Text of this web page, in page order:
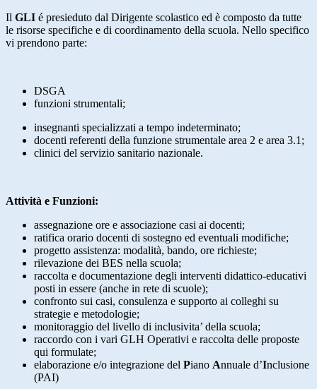
Il GLI é presieduto dal Dirigente scolastico ed è composto da tutte
le risorse specifiche e di coordinamento della scuola. Nello specifico
vi prendono parte:
DSGA
funzioni strumentali;
insegnanti specializzati a tempo indeterminato;
docenti referenti della funzione strumentale area 2 e area 3.1;
clinici del servizio sanitario nazionale.
Attività e Funzioni:
assegnazione ore e associazione casi ai docenti;
ratifica orario docenti di sostegno ed eventuali modifiche;
progetto assistenza: modalità, bando, ore richieste;
rilevazione dei BES nella scuola;
raccolta e documentazione degli interventi didattico-educativi
posti in essere (anche in rete di scuole);
confronto sui casi, consulenza e supporto ai colleghi su
strategie e metodologie;
monitoraggio del livello di inclusivita’ della scuola;
raccordo con i vari GLH Operativi e raccolta delle proposte
qui formulate;
elaborazione e/o integrazione del Piano Annuale d’Inclusione
(PAI)